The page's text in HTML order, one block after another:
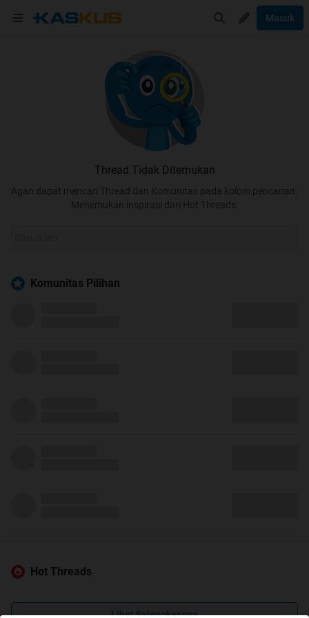
Masuk
Thread Tidak Ditemukan
Agan dapat mencari Thread dan Komunitas pada kolom pencarian.
Menemukan inspirasi dari Hot Threads.
Komunitas Pilihan
Hot Threads
Lihat Selengkapnya